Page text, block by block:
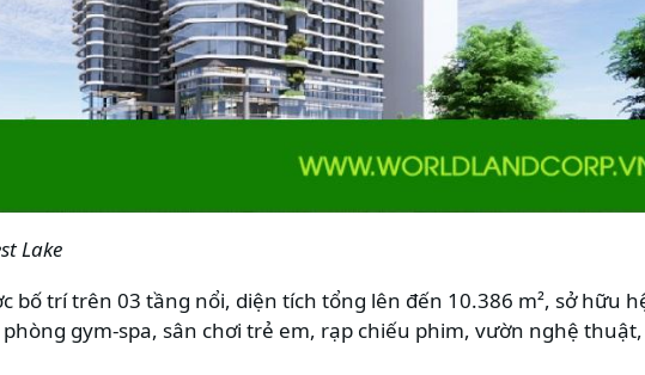
Lake
bố trí trên 03 tầng nổi, diện tích tổng lên đến 10.386 m², sở hữu
gym-spa, sân chơi trẻ em, rạp chiếu phim, vườn nghệ